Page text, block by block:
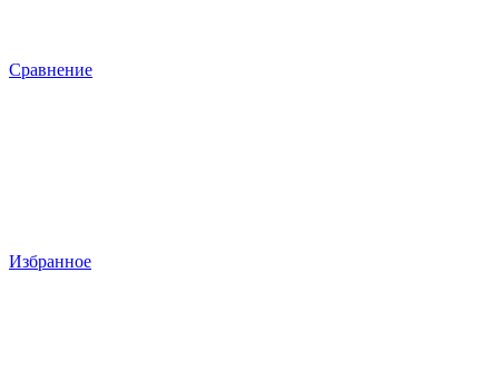
Сравнение
Избранное